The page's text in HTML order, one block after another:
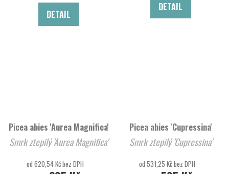
DETAIL
DETAIL
Picea abies 'Aurea Magnifica'
Smrk ztepilý 'Aurea Magnifica'
od 620,54 Kč bez DPH
Picea abies 'Cupressina'
Smrk ztepilý 'Cupressina'
od 531,25 Kč bez DPH